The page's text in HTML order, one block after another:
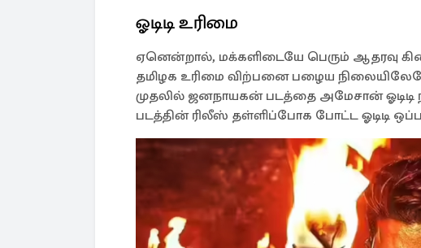
ஓடிடி உரிமை
ஏனென்றால், மக்களிடையே பெரும் ஆதரவு
தமிழக உரிமை விற்பனை பழைய
முதலில் ஜனநாயகன் படத்தை அமேசான் ஓடிடி
படத்தின் ரிலீஸ் தள்ளிப்போக போட்ட ஓடிடி